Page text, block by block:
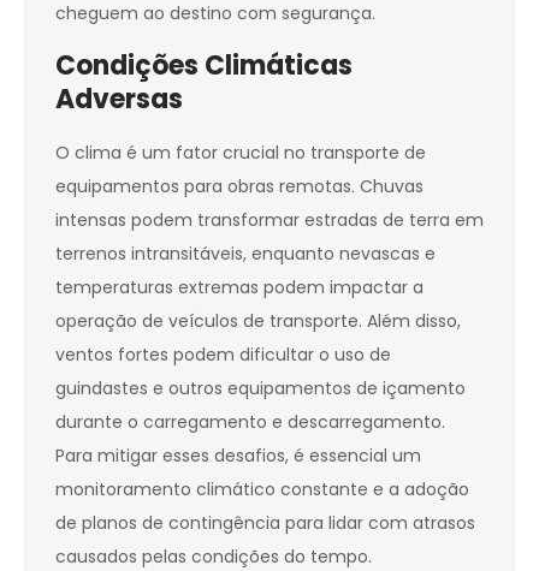
cheguem ao destino com segurança.
Condições Climáticas
Adversas
O clima é um fator crucial no transporte de
equipamentos para obras remotas. Chuvas
intensas podem transformar estradas de terra em
terrenos intransitáveis, enquanto nevascas e
temperaturas extremas podem impactar a
operação de veículos de transporte. Além disso,
ventos fortes podem dificultar o uso de
guindastes e outros equipamentos de içamento
durante o carregamento e descarregamento.
Para mitigar esses desafios, é essencial um
monitoramento climático constante e a adoção
de planos de contingência para lidar com atrasos
causados pelas condições do tempo.